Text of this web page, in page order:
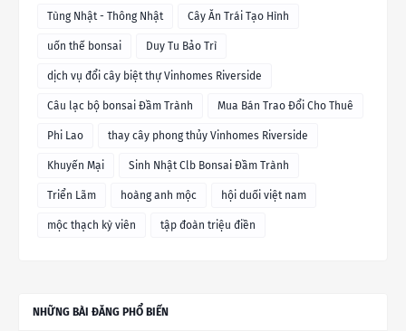
Tùng Nhật - Thông Nhật Cây Ăn Trái Tạo Hình
uốn thế bonsai Duy Tu Bảo Trì
dịch vụ đổi cây biệt thự Vinhomes Riverside
Câu lạc bộ bonsai Đầm Trành Mua Bán Trao Đổi Cho Thuê
Phi Lao thay cây phong thủy Vinhomes Riverside
Khuyến Mại Sinh Nhật Clb Bonsai Đầm Trành
Triển Lãm hoàng anh mộc hội duối việt nam
mộc thạch kỳ viên tập đoàn triệu điền
NHỮNG BÀI ĐĂNG PHỔ BIẾN